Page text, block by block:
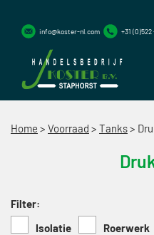
info@koster-nl.com +31 (0)522
Home > Voorraad > Tanks>
Filter:
Isolatie
Roerwerk